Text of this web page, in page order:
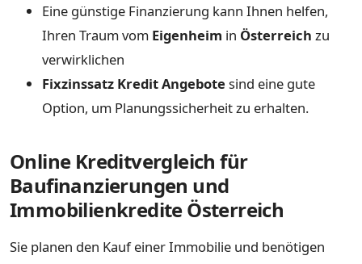
Eine günstige Finanzierung kann Ihnen helfen,
Ihren Traum vom Eigenheim in Österreich zu
verwirklichen
Fixzinssatz Kredit Angebote sind eine gute
Option, um Planungssicherheit zu erhalten.
Online Kreditvergleich für
Baufinanzierungen und
Immobilienkredite Österreich
Sie planen den Kauf einer Immobilie und benötigen